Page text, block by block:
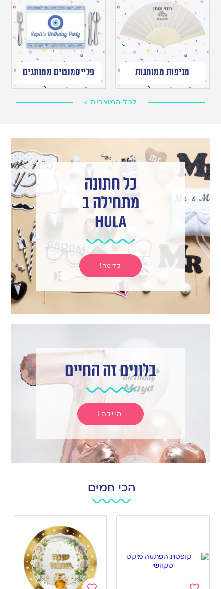
מניפות ממותגות פלייסמנטים ממותגים
לכל המוצרים >
כל חתונה
מתחילה ב
hula
קדימה!
בלונים זה החיים
היידה!
הכי חמים